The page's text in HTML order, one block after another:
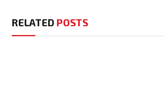
RELATED POSTS